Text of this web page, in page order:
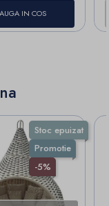
IN COS
Stoc epuizat
Promotie
-5%